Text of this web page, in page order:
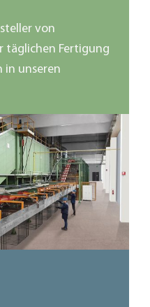
von
täglichen Fertigung
in unseren